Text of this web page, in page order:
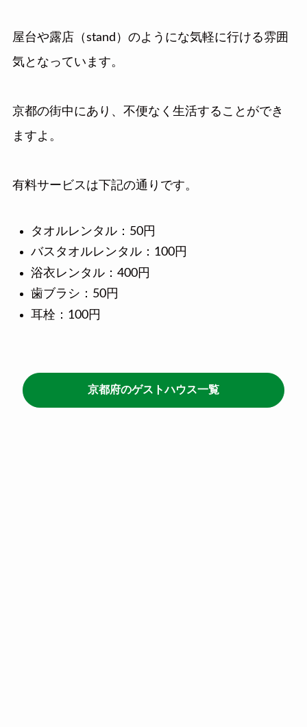
屋台や露店（stand）のようにな気軽に行ける雰囲
気となっています。
京都の街中にあり、不便なく生活することができ
ますよ。
有料サービスは下記の通りです。
タオルレンタル：50円
バスタオルレンタル：100円
浴衣レンタル：400円
歯ブラシ：50円
耳栓：100円
京都府のゲストハウス一覧